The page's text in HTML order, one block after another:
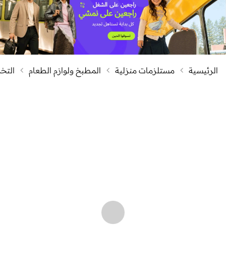
الرئيسية مستلزمات منزلية المطبخ ولوازم الطعام